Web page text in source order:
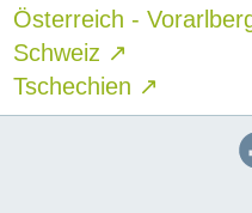
Österreich -
Schweiz ↗
Tschechien ↗